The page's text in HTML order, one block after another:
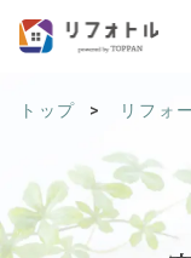
トップ リフォ